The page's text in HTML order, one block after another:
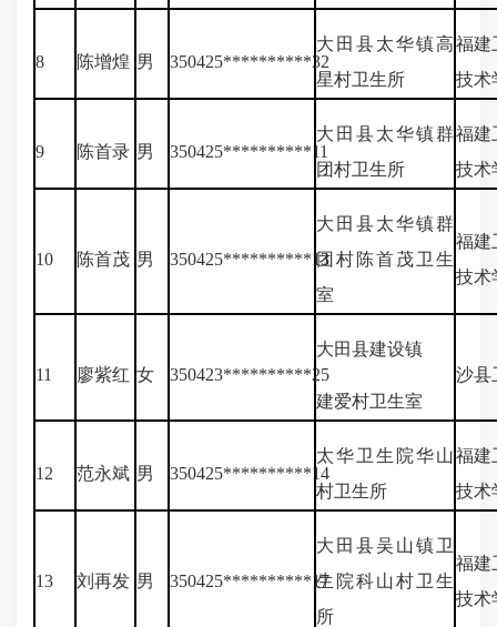
8 陈增煌 男 350425**********32
大田县太华镇高
星村卫生所
福建
技术
9 陈首录 男 350425**********11
大田县太华镇群
团村卫生所
福建
技术
10 陈首茂 男 350425**********13
大田县太华镇群
团村陈首茂卫生
室
福建
技术
11 廖紫红 女 350423**********25
大田县建设镇
建爱村卫生室
沙县
12 范永斌 男 350425**********14
太华卫生院华山
村卫生所
福建
技术
13 刘再发 男 350425**********17
大田县吴山镇卫
生院科山村卫生
所
福建
技术